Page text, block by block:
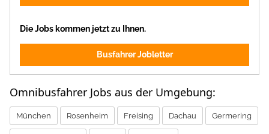
Die Jobs kommen jetzt zu Ihnen.
Busfahrer Jobletter
Omnibusfahrer Jobs aus der Umgebung:
München Rosenheim Freising Dachau Germering